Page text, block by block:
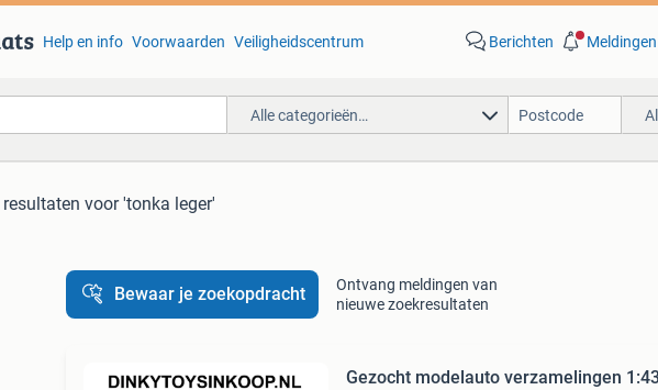
Help en info Voorwaarden Veiligheidscentrum Berichten Meldingen
Alle categorieën…
voor 'tonka leger'
Bewaar je zoekopdracht
Ontvang meldingen van
nieuwe zoekresultaten
Gezocht modelauto verzamelingen